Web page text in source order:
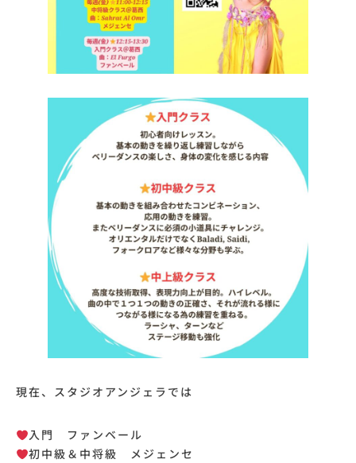
現在、スタジオアンジェラでは
入門 ファンベール
初中級＆中将級 メジェンセ